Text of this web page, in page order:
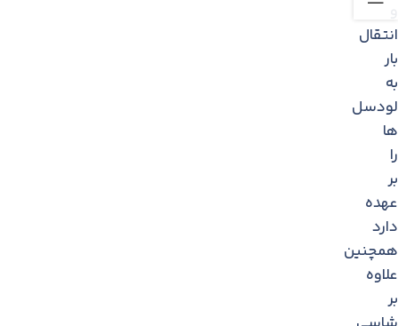
انتقال
بار
به
لودسل
ها
را
بر
عهده
دارد
همچنین
علاوه
بر